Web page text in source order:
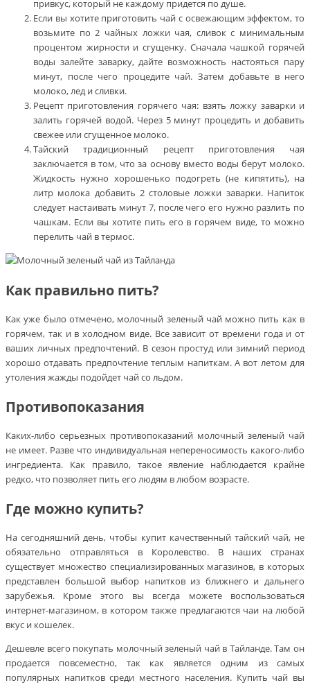
привкус, который не каждому придется по душе.
Если вы хотите приготовить чай с освежающим эффектом, то
возьмите по 2 чайных ложки чая, сливок с минимальным
процентом жирности и сгущенку. Сначала чашкой горячей
воды залейте заварку, дайте возможность настояться пару
минут, после чего процедите чай. Затем добавьте в него
молоко, лед и сливки.
Рецепт приготовления горячего чая: взять ложку заварки и
залить горячей водой. Через 5 минут процедить и добавить
свежее или сгущенное молоко.
Тайский традиционный рецепт приготовления чая
заключается в том, что за основу вместо воды берут молоко.
Жидкость нужно хорошенько подогреть (не кипятить), на
литр молока добавить 2 столовые ложки заварки. Напиток
следует настаивать минут 7, после чего его нужно разлить по
чашкам. Если вы хотите пить его в горячем виде, то можно
перелить чай в термос.
Как правильно пить?
Как уже было отмечено, молочный зеленый чай можно пить как в
горячем, так и в холодном виде. Все зависит от времени года и от
ваших личных предпочтений. В сезон простуд или зимний период
хорошо отдавать предпочтение теплым напиткам. А вот летом для
утоления жажды подойдет чай со льдом.
Противопоказания
Каких-либо серьезных противопоказаний молочный зеленый чай
не имеет. Разве что индивидуальная непереносимость какого-либо
ингредиента. Как правило, такое явление наблюдается крайне
редко, что позволяет пить его людям в любом возрасте.
Где можно купить?
На сегодняшний день, чтобы купит качественный тайский чай, не
обязательно отправляться в Королевство. В наших странах
существует множество специализированных магазинов, в которых
представлен большой выбор напитков из ближнего и дальнего
зарубежья. Кроме этого вы всегда можете воспользоваться
интернет-магазином, в котором также предлагаются чаи на любой
вкус и кошелек.
Дешевле всего покупать молочный зеленый чай в Тайланде. Там он
продается повсеместно, так как является одним из самых
популярных напитков среди местного населения. Купить чай вы